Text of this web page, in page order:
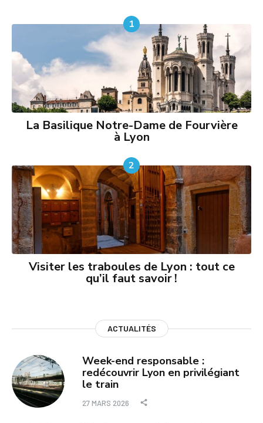
1
La Basilique Notre-Dame de Fourvière
à Lyon
2
Visiter les traboules de Lyon : tout ce
qu’il faut savoir !
ACTUALITÉS
Week-end responsable :
redécouvrir Lyon en privilégiant
le train
27 MARS 2026